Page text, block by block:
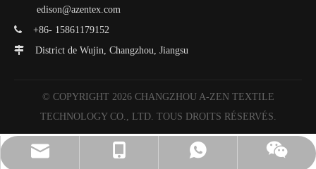
info@azentex.com
edison@azentex.com
 +86- 15861179152
 District de Wujin, Changzhou, Jiangsu
© COPYRIGHT 2026CHANGZHOU A-ZEN TEXTILE
TECHNOLOGY CO., LTD. TOUS DROITS RÉSERVÉS.